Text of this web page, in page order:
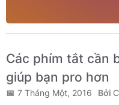
Các phím tắt cần
giúp bạn pro hơn
7 Tháng Một, 2016